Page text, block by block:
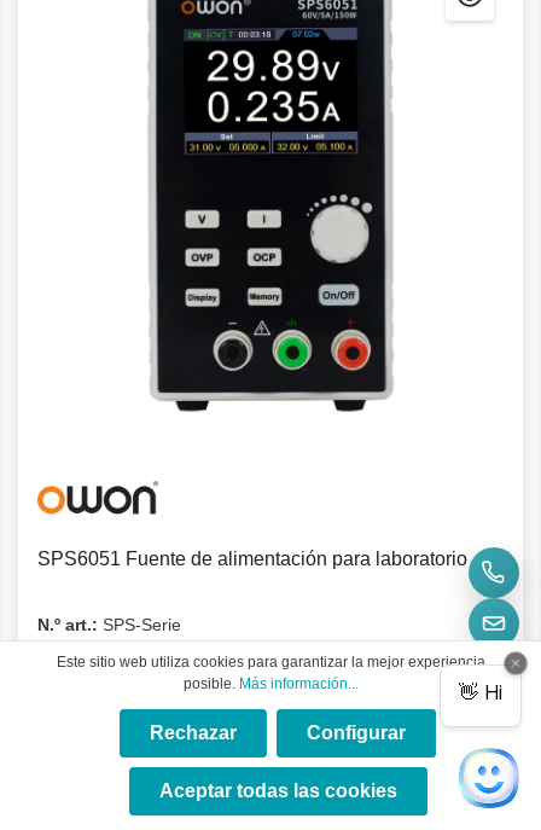
SPS6051 Fuente de alimentación para laboratorio
N.º art.: SPS-Serie
La fuente de alimentación Owon SPS6051 no tiene
ventilador, suministra un máximo de 150 W a un máximo de
60 V / 5 A y tiene un canal.
Este sitio web utiliza cookies para garantizar la mejor experiencia
posible. Más información...
Rechazar Configurar
Aceptar todas las cookies